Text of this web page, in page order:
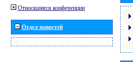
Относящиеся конференции
Отдел новостей